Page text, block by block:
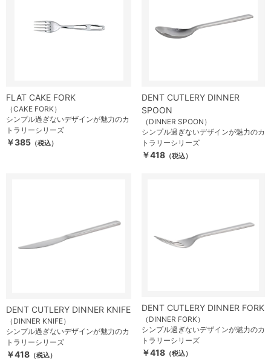
FLAT CAKE FORK
（CAKE FORK）
シンプル過ぎないデザインが魅力のカ
トラリーシリーズ
￥385 （税込）
DENT CUTLERY DINNER
SPOON
（DINNER SPOON）
シンプル過ぎないデザインが魅力のカ
トラリーシリーズ
￥418 （税込）
DENT CUTLERY DINNER KNIFE
（DINNER KNIFE）
シンプル過ぎないデザインが魅力のカ
トラリーシリーズ
￥418 （税込）
DENT CUTLERY DINNER FORK
（DINNER FORK）
シンプル過ぎないデザインが魅力のカ
トラリーシリーズ
￥418 （税込）